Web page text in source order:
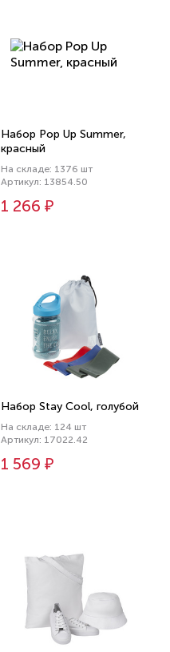
Набор Pop Up Summer,
красный
На складе: 1376 шт
Артикул: 13854.50
1 266 ₽
Набор Stay Cool, голубой
На складе: 124 шт
Артикул: 17022.42
1 569 ₽